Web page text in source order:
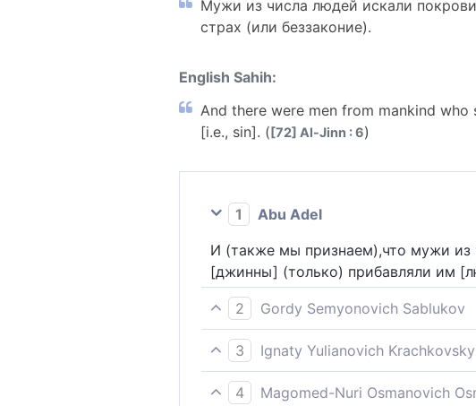
Мужи из числа людей искали
страх (или беззаконие).
English Sahih:
And there were men from mankind
[i.e., sin]. ([72] Al-Jinn : 6)
1
Abu Adel
И (также мы признаем),что мужи
[джинны] (только) прибавляли им
2
Gordy Semyonovich Sablukov
Есть в человеческом роде люди,
избыток легкомыслия.
3
Ignaty Yulianovich Krachkovsky
Мужи среди людей прибегали к
4
Magomed-Nuri Osmanovich